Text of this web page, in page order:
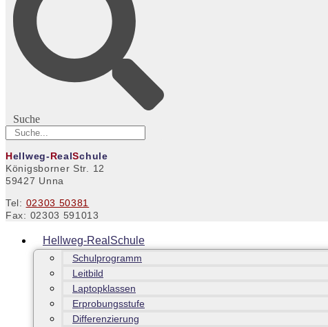
Suche
Hellweg-RealSchule
Königsborner Str. 12
59427 Unna
Tel: 02303 50381
Fax: 02303 591013
Hellweg-RealSchule
Schulprogramm
Leitbild
Laptopklassen
Erprobungsstufe
Differenzierung